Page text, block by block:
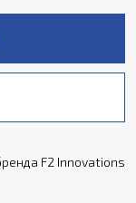
F2 Innovations